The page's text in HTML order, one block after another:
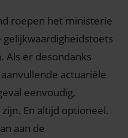
roepen het ministerie
Als er desondanks
actuariële
eenvoudig,
En altijd optioneel.
aan de